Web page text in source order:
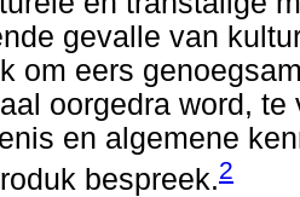
gevalle van
om eers
oorgedra word,
en algemene
bespreek.2